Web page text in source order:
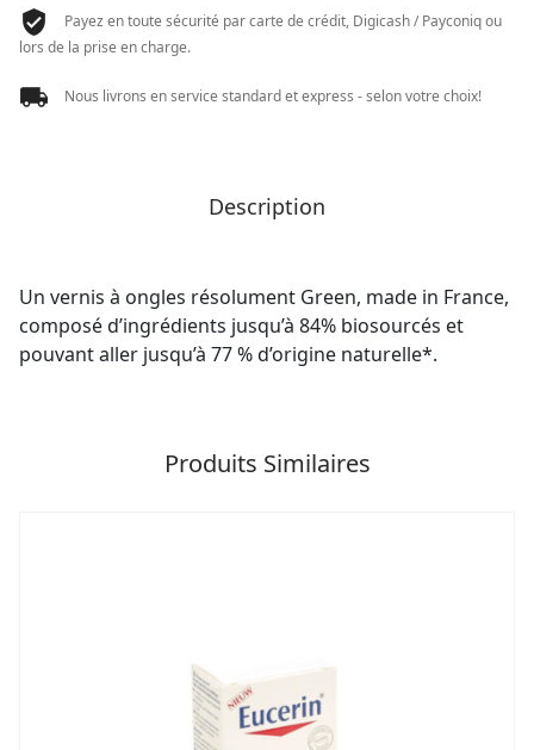
Payez en toute sécurité par carte de crédit, Digicash / Payconiq ou
lors de la prise en charge.
Nous livrons en service standard et express - selon votre choix!
Description
Un vernis à ongles résolument Green, made in France,
composé d’ingrédients jusqu’à 84% biosourcés et
pouvant aller jusqu’à 77 % d’origine naturelle*.
Produits Similaires